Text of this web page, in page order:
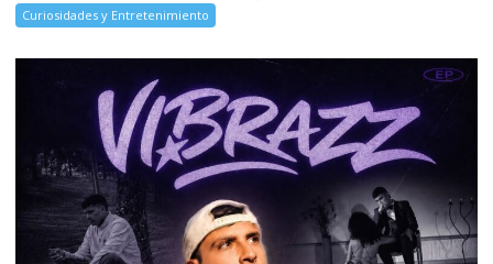
Curiosidades y Entretenimiento